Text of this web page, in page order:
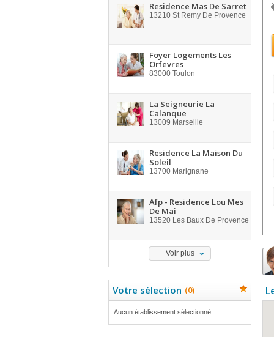
Residence Mas De Sarret
13210 St Remy De Provence
Foyer Logements Les
Orfevres
83000 Toulon
La Seigneurie La
Calanque
13009 Marseille
Residence La Maison Du
Soleil
13700 Marignane
Afp - Residence Lou Mes
De Mai
13520 Les Baux De Provence
Voir plus
Votre sélection (0)
Aucun établissement sélectionné